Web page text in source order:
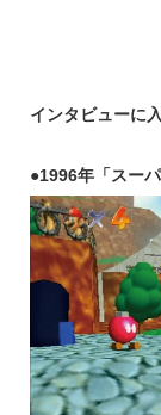
インタビューに
●1996年「スー